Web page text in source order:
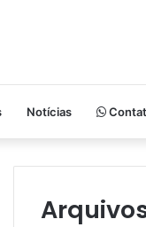
Notícias